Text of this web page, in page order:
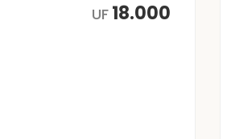
UF 18.000